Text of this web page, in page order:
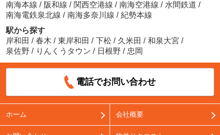
南海本線 / 阪和線 / 関西空港線 / 南海空港線 / 水間鉄道 /
南海電鉄泉北線 / 南海多奈川線 / 紀勢本線
駅から探す
岸和田 / 春木 / 東岸和田 / 下松 / 久米田 / 和泉大宮 /
泉佐野 / りんくうタウン / 日根野 / 忠岡
電話でお問い合わせ
ホーム 会社概要